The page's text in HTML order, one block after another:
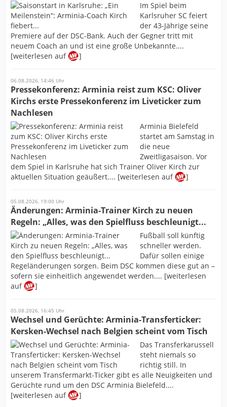
Im Spiel beim
Karlsruher SC feiert
der 43-Jährige seine
Premiere auf der DSC-Bank. Auch der Gegner tritt mit
neuem Coach an und ist eine große Unbekannte....
[weiterlesen auf
]
06.08.2026, 14:46 Uhr
Pressekonferenz: Arminia reist zum KSC: Oliver
Kirchs erste Pressekonferenz im Liveticker zum
Nachlesen
Arminia Bielefeld
startet am Samstag in
die neue
Zweitligasaison. Vor
dem Spiel in Karlsruhe hat sich Trainer Oliver Kirch zur
aktuellen Situation geäußert.... [weiterlesen auf
]
05.08.2026, 19:00 Uhr
Änderungen: Arminia-Trainer Kirch zu neuen
Regeln: „Alles, was den Spielfluss beschleunigt...
Fußball soll künftig
schneller werden.
Dafür sollen einige
Regeländerungen sorgen. Beim DSC kommen diese gut an –
sofern sie einheitlich angewendet werden.... [weiterlesen
auf
]
05.08.2026, 16:45 Uhr
Wechsel und Gerüchte: Arminia-Transferticker:
Kersken-Wechsel nach Belgien scheint vom Tisch
Das Transferkarussell
steht niemals so
richtig still. In
unserem Transfermarkt-Ticker gibt es alle Neuigkeiten und
Gerüchte rund um den DSC Arminia Bielefeld....
[weiterlesen auf
]